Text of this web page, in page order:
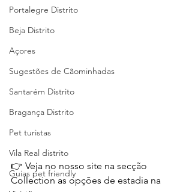
Portalegre Distrito
Beja Distrito
Açores
Sugestões de Cãominhadas
Santarém Distrito
Bragança Distrito
Pet turistas
Vila Real distrito
Guias pet friendly
👉 Veja no nosso site na secção
Collection as opções de estadia na